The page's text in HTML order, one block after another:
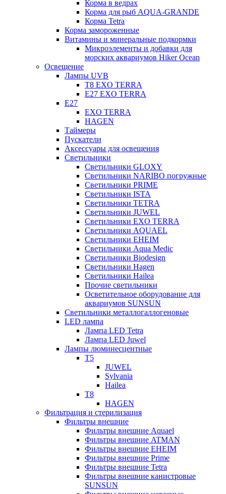
Корма в ведрах
Корма для рыб AQUA-GRANDE
Корма Tetra
Корма замороженные
Витамины и минеральные подкормки
Микроэлементы и добавки для
морских аквариумов Hiker Ocean
Освещение
Лампы UVB
Т8 EXO TERRA
Е27 EXO TERRA
Е27
EXO TERRA
HAGEN
Таймеры
Пускатели
Аксессуары для освещения
Светильники
Светильники GLOXY
Светильники NARIBO погружные
Светильники PRIME
Светильники ISTA
Светильники TETRA
Светильники JUWEL
Светильники EXO TERRA
Светильники AQUAEL
Светильники EHEIM
Светильники Aqua Medic
Светильники Biodesign
Светильники Hagen
Светильники Hailea
Прочие светильники
Осветительное оборудование для
аквариумов SUNSUN
Светильники металлогаллогеновые
LED лампа
Лампа LED Tetra
Лампа LED Juwel
Лампы люминесцентные
T5
JUWEL
Sylvania
Hailea
T8
HAGEN
Фильтрация и стерилизация
Фильтры внешние
Фильтры внешние Aquael
Фильтры внешние ATMAN
Фильтры внешние EHEIM
Фильтры внешние Prime
Фильтры внешние Tetra
Фильтры внешние канистровые
SUNSUN